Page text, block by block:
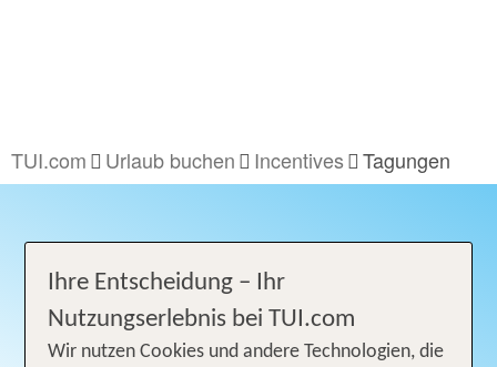
TUI.com Urlaub buchen Incentives Tagungen
Ihre Entscheidung – Ihr
Nutzungserlebnis bei TUI.com
Wir nutzen Cookies und andere Technologien, die